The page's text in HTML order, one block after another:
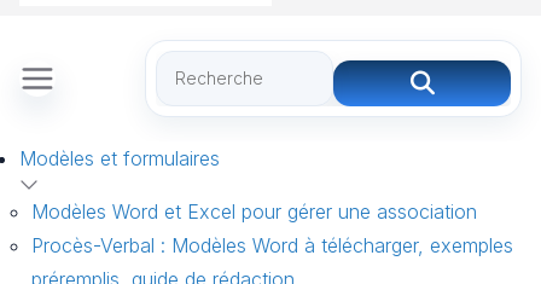
Modèles et formulaires
Modèles Word et Excel pour gérer une association
Procès-Verbal : Modèles Word à télécharger, exemples
préremplis, guide de rédaction